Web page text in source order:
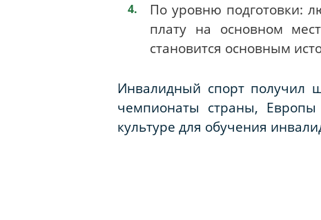
По уровню подготовки:
плату на основном
становится основным
Инвалидный спорт получил
чемпионаты страны,
культуре для обучения